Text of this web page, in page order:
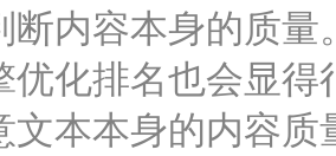
断内容本身的质
优化排名也会显
文本本身的内容